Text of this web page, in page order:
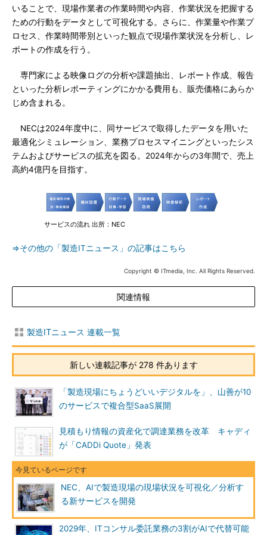
いることで、現場作業者の作業時間や内容、作業状況を把握する
ための行動をデータとして可視化する。さらに、作業量や作業プ
ロセス、作業時間帯別といった観点で現場作業状況を分析し、レ
ポートの作成を行う。
専門家による映像ログの分析や課題抽出、レポート作成、報告
といった分析レポーティングにかかる費用も、販売価格にあらか
じめ含まれる。
NECは2024年度中に、同サービスで取得したデータを用いた
最適化シミュレーション、業務プロセスマイニングといったシス
テムおよびサービスの拡充を図る。2024年からの3年間で、売上
高約4億円を目指す。
サービスの流れ 出所：NEC
⇒その他の「製造ITニュース」の記事はこちら
Copyright © ITmedia, Inc. All Rights Reserved.
関連情報
製造ITニュース 連載一覧
新しい連載記事が 278 件あります
「製造現場にちょうどいいデジタルを」、山善が10
のサービスで複合型SaaS展開
見積もり情報の資産化で調達業務を改革 キャディ
が「CADDi Quote」発表
NEC、AIで製造現場の現場状況を可視化／分析す
る新サービスを開発
2029年、ITコンサル委託業務の3割がAIで代替可能